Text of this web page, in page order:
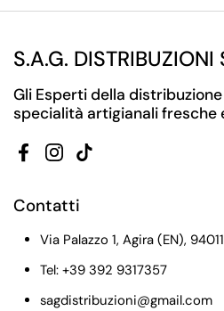
S.A.G. DISTRIBUZIONI
Gli Esperti della
specialità artigianali fresche
Facebook
Instagram
TikTok
Contatti
Via Palazzo 1, Agira (EN), 94011
Tel: +39 392 9317357
sagdistribuzioni@gmail.com